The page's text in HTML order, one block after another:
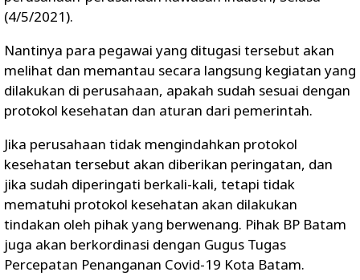
(4/5/2021).
Nantinya para pegawai yang ditugasi tersebut akan
melihat dan memantau secara langsung kegiatan yang
dilakukan di perusahaan, apakah sudah sesuai dengan
protokol kesehatan dan aturan dari pemerintah.
Jika perusahaan tidak mengindahkan protokol
kesehatan tersebut akan diberikan peringatan, dan
jika sudah diperingati berkali-kali, tetapi tidak
mematuhi protokol kesehatan akan dilakukan
tindakan oleh pihak yang berwenang. Pihak BP Batam
juga akan berkordinasi dengan Gugus Tugas
Percepatan Penanganan Covid-19 Kota Batam.